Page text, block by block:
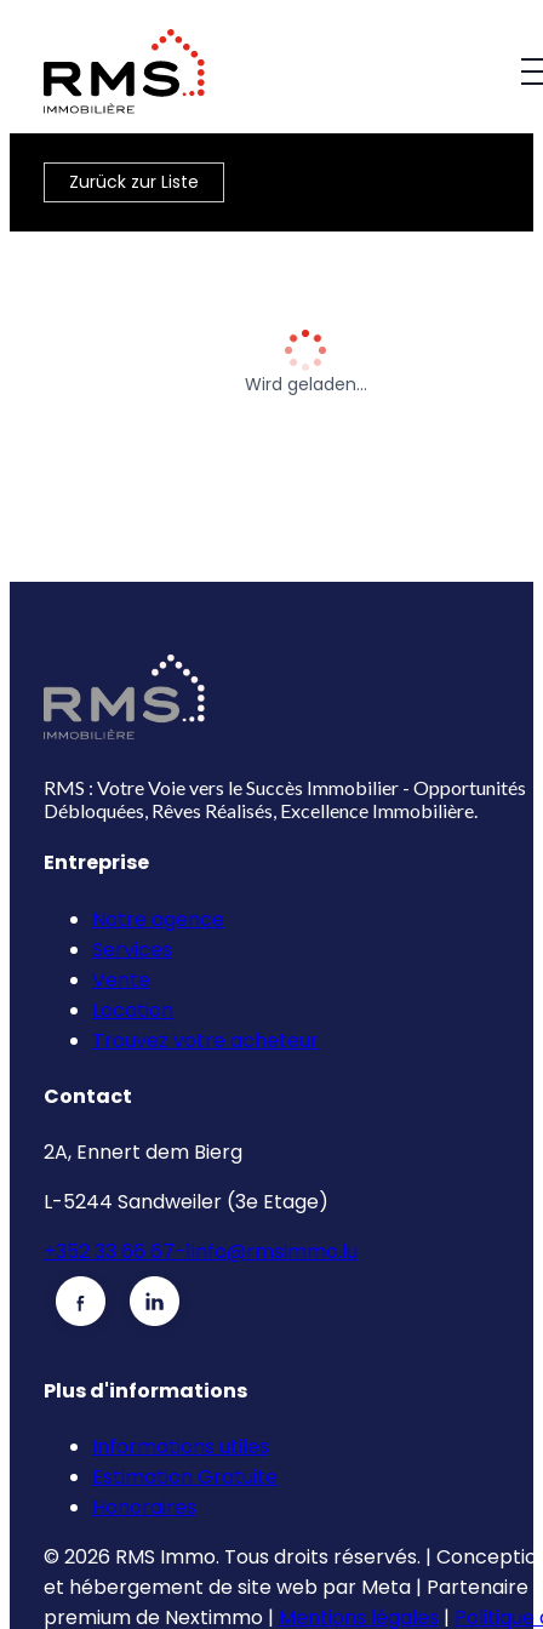
Zurück zur Liste
Wird geladen…
RMS : Votre Voie vers le Succès Immobilier - Opportunités
Débloquées, Rêves Réalisés, Excellence Immobilière.
Entreprise
Notre agence
Services
Vente
Location
Trouvez votre acheteur
Contact
2A, Ennert dem Bierg
L-5244 Sandweiler (3e Etage)
+352 33 66 67-1info@rmsimmo.lu
Plus d'informations
Informations utiles
Estimation Gratuite
Honoraires
© 2026 RMS Immo. Tous droits réservés. |
et hébergement de site web par Meta | Partenaire
premium de Nextimmo | Mentions légales | Politique